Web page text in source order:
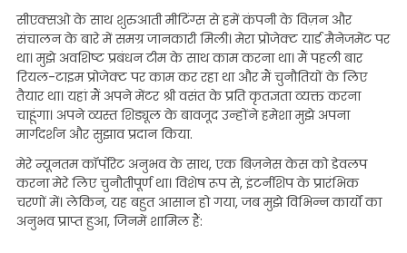
सीएक्सओ के साथ शुरुआती मीटिंग्स से हमें कंपनी के विज़न और
संचालन के बारे में समग्र जानकारी मिली। मेरा प्रोजेक्ट यार्ड मैनेजमेंट पर
था। मुझे अवशिष्ट प्रबंधन टीम के साथ काम करना था। मैं पहली बार
रियल-टाइम प्रोजेक्ट पर काम कर रहा था और मैं चुनौतियों के लिए
तैयार था। यहां मैं अपने मेंटर श्री वसंत के प्रति कृतज्ञता व्यक्त करना
चाहूंगा। अपने व्यस्त शिड्यूल के बावजूद उन्होंने हमेशा मुझे अपना
मार्गदर्शन और सुझाव प्रदान किया.
मेरे न्यूनतम कॉर्पोरेट अनुभव के साथ, एक बिज़नेस केस को डेवलप
करना मेरे लिए चुनौतीपूर्ण था। विशेष रूप से, इंटर्नशिप के प्रारंभिक
चरणों में। लेकिन, यह बहुत आसान हो गया, जब मुझे विभिन्न कार्यों का
अनुभव प्राप्त हुआ, जिनमें शामिल हैं: